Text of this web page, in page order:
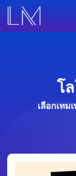
โ
เลือกเทม